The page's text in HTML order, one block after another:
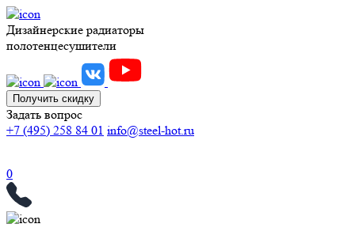
Дизайнерские радиаторы
полотенцесушители
Получить скидку
Задать вопрос
+7 (495) 258 84 01 info@steel-hot.ru
0